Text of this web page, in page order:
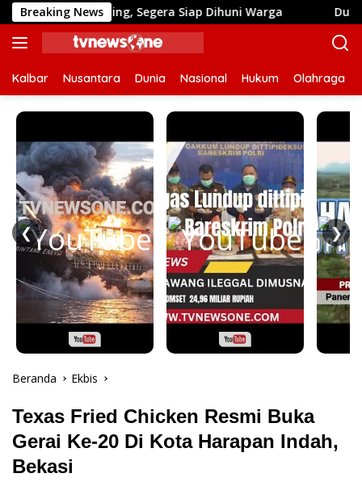
Langsung
ke
konten
Breaking News
Finishing, Segera Siap Dihuni Warga Dulu Sulit Air
Kalbar Nusantara Dunia Nasional Hukum Olahraga
❮ ❯
Beranda Ekbis
Texas Fried Chicken Resmi Buka
Gerai Ke-20 Di Kota Harapan Indah,
Bekasi